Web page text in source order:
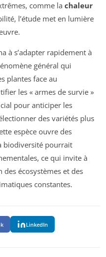
comme la chaleur
l’étude met en lumière
à s’adapter rapidement à
général qui
plantes face au
les « armes de survie »
pour anticiper les
des variétés plus
espèce ouvre des
biodiversité pourrait
ce qui invite à
écosystèmes et des
constantes.
LinkedIn